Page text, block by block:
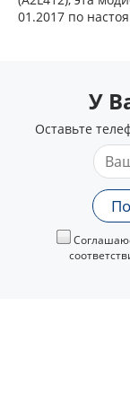
01.2017 по
У
Оставьте